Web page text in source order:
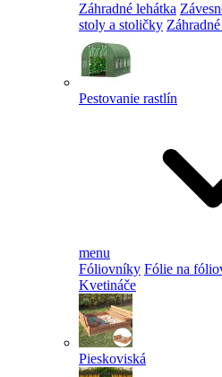
Záhradné lehátka
stoly a stoličky
Pestovanie rastlín
menu
Fóliovníky Fólie na
Kvetináče
Pieskoviská